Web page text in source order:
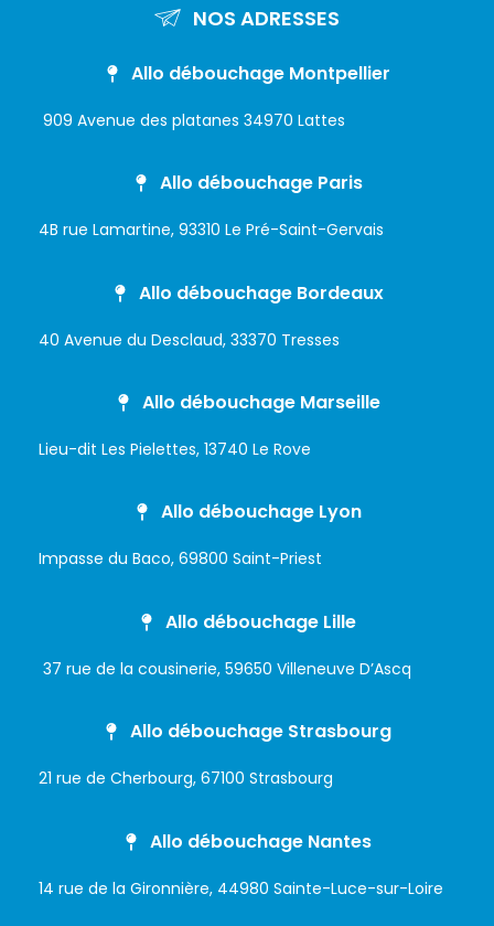
NOS ADRESSES
Allo débouchage Montpellier
909 Avenue des platanes 34970 Lattes
Allo débouchage Paris
4B rue Lamartine, 93310 Le Pré-Saint-Gervais
Allo débouchage Bordeaux
40 Avenue du Desclaud, 33370 Tresses
Allo débouchage Marseille
Lieu-dit Les Pielettes, 13740 Le Rove
Allo débouchage Lyon
Impasse du Baco, 69800 Saint-Priest
Allo débouchage Lille
37 rue de la cousinerie, 59650 Villeneuve D’Ascq
Allo débouchage Strasbourg
21 rue de Cherbourg, 67100 Strasbourg
Allo débouchage Nantes
14 rue de la Gironnière, 44980 Sainte-Luce-sur-Loire